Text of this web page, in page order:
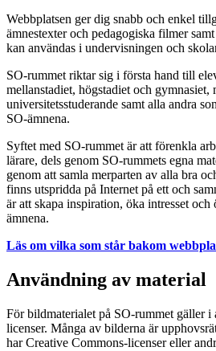
Webbplatsen ger dig snabb och enkel
ämnestexter och pedagogiska filmer
kan användas i undervisningen och
SO-rummet riktar sig i första hand till
mellanstadiet, högstadiet och
universitetsstuderande samt alla andra
SO-ämnena.
Syftet med SO-rummet är att förenkla
lärare, dels genom SO-rummets egna
genom att samla merparten av alla bra
finns utspridda på Internet på ett och
är att skapa inspiration, öka intresset
ämnena.
Läs om vilka som står bakom
Användning av material
För bildmaterialet på SO-rummet gäller
licenser. Många av bilderna är
har Creative Commons-licenser eller